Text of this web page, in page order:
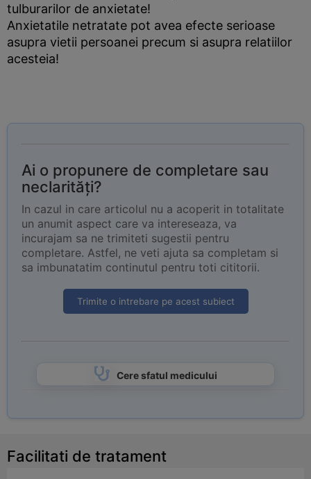
tulburarilor de anxietate!
Anxietatile netratate pot avea efecte serioase
asupra vietii persoanei precum si asupra relatiilor
acesteia!
Ai o propunere de completare sau
neclarități?
In cazul in care articolul nu a acoperit in totalitate
un anumit aspect care va intereseaza, va
incurajam sa ne trimiteti sugestii pentru
completare. Astfel, ne veti ajuta sa completam si
sa imbunatatim continutul pentru toti cititorii.
Trimite o intrebare pe acest subiect
Cere sfatul medicului
Facilitati de tratament